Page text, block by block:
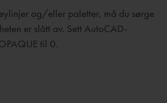
og/eller paletter, må du sørge
er slått av. Sett AutoCAD-
til 0.